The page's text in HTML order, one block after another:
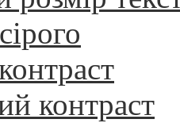
контраст